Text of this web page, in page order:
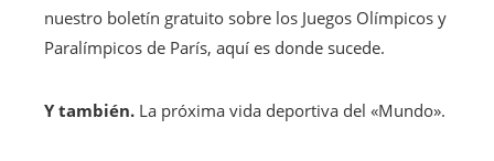
nuestro boletín gratuito sobre los Juegos Olímpicos y
Paralímpicos de París, aquí es donde sucede.
Y también. La próxima vida deportiva del «Mundo».